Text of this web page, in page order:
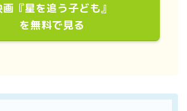
画『星を追う子ども』
を無料で見る